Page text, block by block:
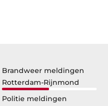
Brandweer meldingen
Rotterdam-Rijnmond
Politie meldingen